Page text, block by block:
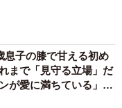
子の膝で甘える初め
まで「見守る立場」だ
が愛に満ちている」